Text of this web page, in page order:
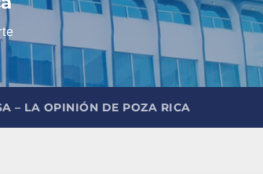
– LA OPINIÓN DE POZA RICA